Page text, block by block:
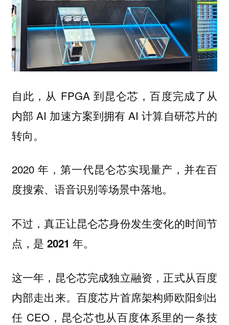
自此，从 FPGA 到昆仑芯，百度完成了从
内部 AI 加速方案到拥有 AI 计算自研芯片的
转向。
2020 年，第一代昆仑芯实现量产，并在百
度搜索、语音识别等场景中落地。
不过，真正让昆仑芯身份发生变化的时间节
点，是 2021 年。
这一年，昆仑芯完成独立融资，正式从百度
内部走出来。百度芯片首席架构师欧阳剑出
任 CEO，昆仑芯也从百度体系里的一条技